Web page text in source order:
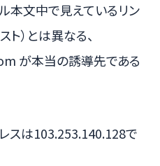
本文中で見えているリン
）とは異なる、
が本当の誘導先である
スは103.253.140.128で